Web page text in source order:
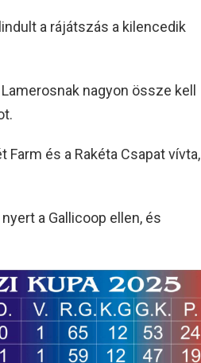
a rájátszás a kilencedik
nagyon össze kell
és a Rakéta Csapat vívta,
a Gallicoop ellen, és